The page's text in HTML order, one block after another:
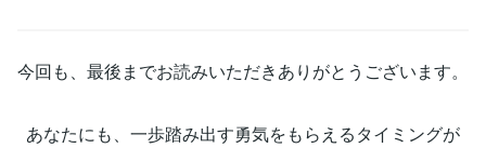
今回も、最後までお読みいただきありがとうございます。
あなたにも、一歩踏み出す勇気をもらえるタイミングが